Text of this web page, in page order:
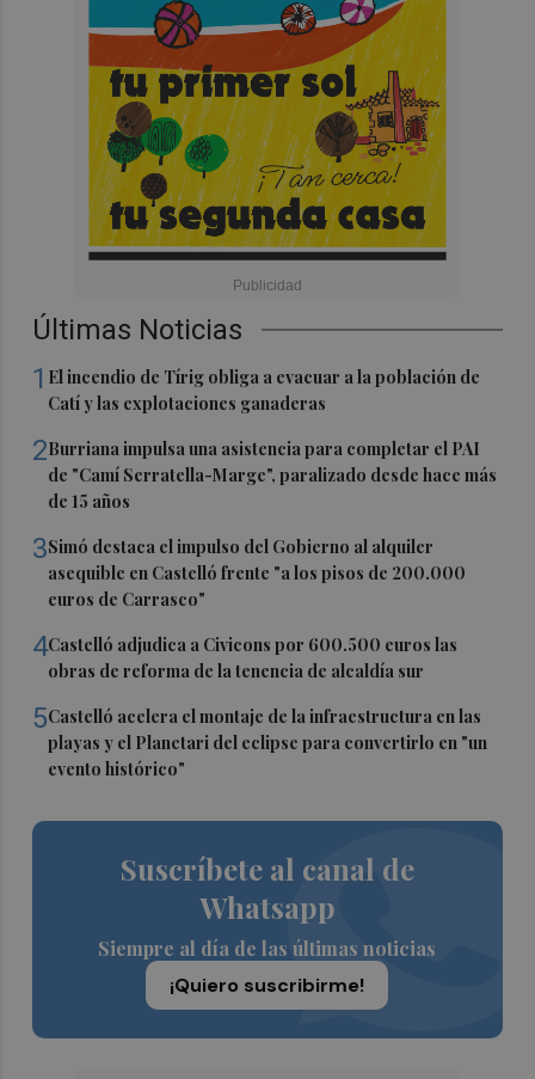
Últimas Noticias
1 El incendio de Tírig obliga a evacuar a la población de
Catí y las explotaciones ganaderas
2Burriana impulsa una asistencia para completar el PAI
de "Camí Serratella-Marge", paralizado desde hace más
de 15 años
3Simó destaca el impulso del Gobierno al alquiler
asequible en Castelló frente "a los pisos de 200.000
euros de Carrasco"
4Castelló adjudica a Civicons por 600.500 euros las
obras de reforma de la tenencia de alcaldía sur
5Castelló acelera el montaje de la infraestructura en las
playas y el Planetari del eclipse para convertirlo en "un
evento histórico"
Suscríbete al canal de
Whatsapp
Siempre al día de las últimas noticias
¡Quiero suscribirme!